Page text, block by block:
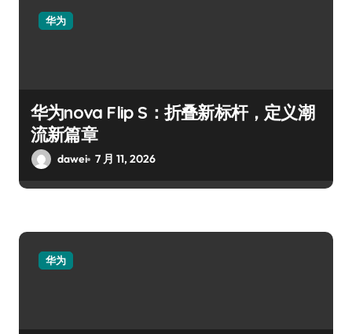
华为
华为nova Flip S：折叠新标杆，定义潮
流新篇章
dawei 7 月 11, 2026
华为